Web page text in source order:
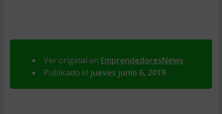
Ver original en EmprendedoresNews
Publicado el jueves junio 6, 2019